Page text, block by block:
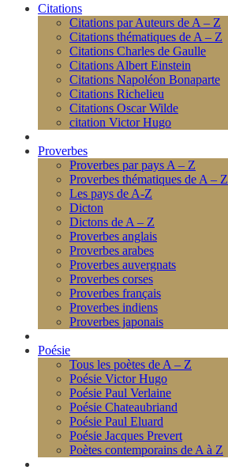
Citations
Citations par Auteurs de A – Z
Citations thématiques de A – Z
Citations Charles de Gaulle
Citations Albert Einstein
Citations Napoléon Bonaparte
Citations Richelieu
Citations Oscar Wilde
citation Victor Hugo
Proverbes
Proverbes par pays A – Z
Proverbes thématiques de A – Z
Les pays de A-Z
Dicton
Dictons de A – Z
Proverbes anglais
Proverbes arabes
Proverbes auvergnats
Proverbes corses
Proverbes français
Proverbes indiens
Proverbes japonais
Poésie
Tous les poètes de A – Z
Poésie Victor Hugo
Poésie Paul Verlaine
Poésie Chateaubriand
Poésie Paul Eluard
Poésie Jacques Prevert
Poètes contemporains de A à Z